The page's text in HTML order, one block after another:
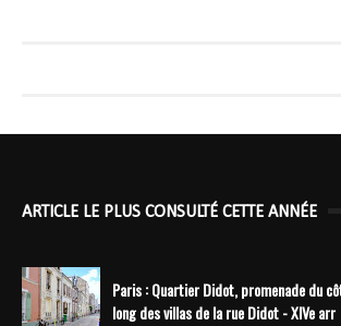
ARTICLE LE PLUS CONSULTÉ CETTE ANNÉE
Paris : Quartier Didot, promenade du
long des villas de la rue Didot - XIVe arr